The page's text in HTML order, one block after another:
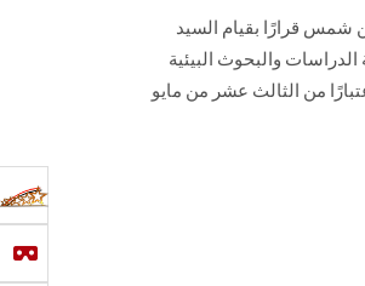
شمس قرارًا بقيام السيد
والبحوث البيئية
من الثالث عشر من مايو